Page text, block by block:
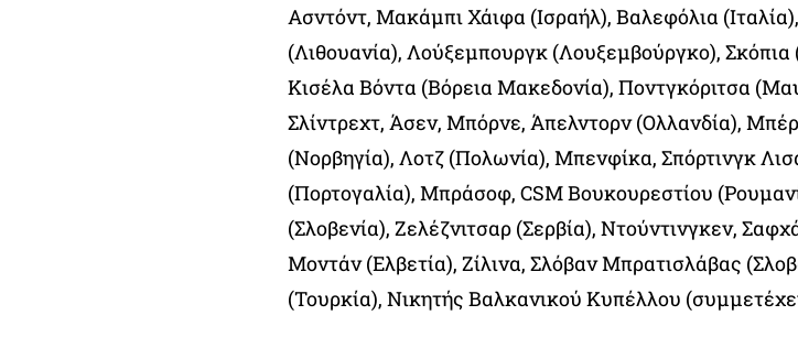
Ασντόντ, Μακάμπι Χάιφα (Ισραήλ), Βαλεφόλια
(Λιθουανία), Λούξεμπουργκ (Λουξεμβούργκο),
Κισέλα Βόντα (Βόρεια Μακεδονία), Ποντγκόριτσα
Σλίντρεχτ, Άσεν, Μπόρνε, Άπελντορν (Ολλανδία),
(Νορβηγία), Λοτζ (Πολωνία), Μπενφίκα, Σπόρτινγκ
(Πορτογαλία), Μπράσοφ, CSM Βουκουρεστίου
(Σλοβενία), Ζελέζνιτσαρ (Σερβία), Ντούντινγκεν,
Μοντάν (Ελβετία), Ζίλινα, Σλόβαν Μπρατισλάβας
(Τουρκία), Νικητής Βαλκανικού Κυπέλλου